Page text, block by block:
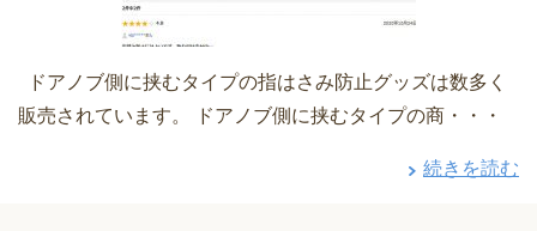
ドアノブ側に挟むタイプの指はさみ防止グッズは数多く
販売されています。 ドアノブ側に挟むタイプの商・・・
続きを読む